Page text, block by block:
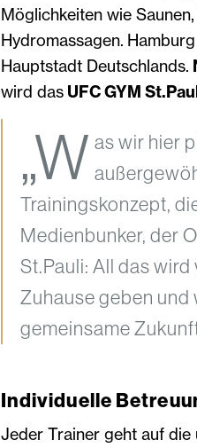
Möglichkeiten wie
Hydromassagen.
Hauptstadt Deutschlands.
wird das UFC GYM
„W as wir hier
Trainingskonzept,
Medienbunker, der
St.Pauli: All das
Zuhause geben und
gemeinsame
Individuelle
Jeder Trainer geht auf